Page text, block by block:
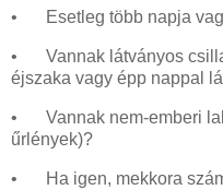
• Esetleg több napja
•
Vannak látványos
éjszaka vagy épp nappal
•
Vannak nem-emberi
űrlények)?
• Ha igen, mekkora